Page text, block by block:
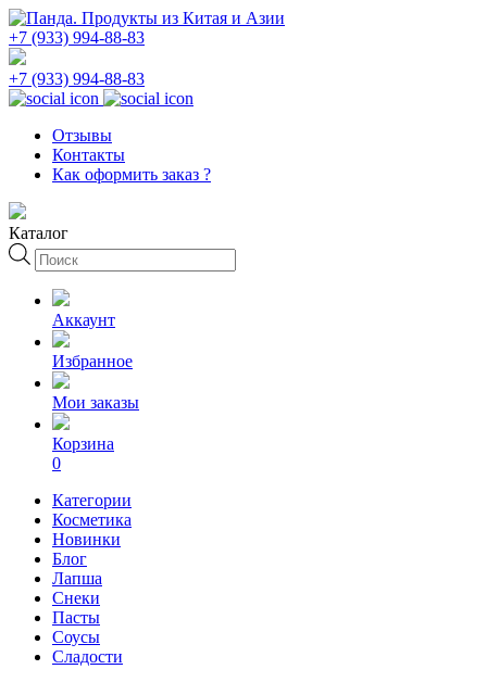
+7 (933) 994-88-83
+7 (933) 994-88-83
Отзывы
Контакты
Как оформить заказ ?
Каталог
Поиск
товаров
Аккаунт
Избранное
Мои заказы
Корзина
0
Категории
Косметика
Новинки
Блог
Лапша
Снеки
Пасты
Соусы
Сладости